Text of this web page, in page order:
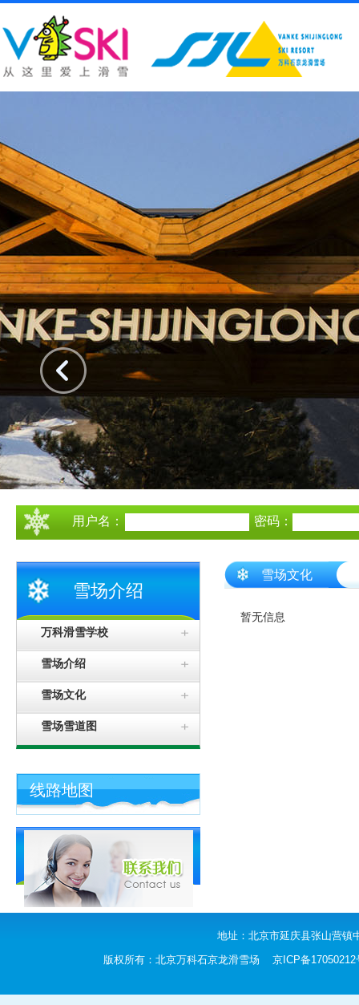
用户名： 密码：
雪场介绍
万科滑雪学校
雪场介绍
雪场文化
雪场雪道图
线路地图
雪场文化
暂无信息
地址：北京市延庆县张山营
版权所有：北京万科石京龙滑雪场 京ICP备